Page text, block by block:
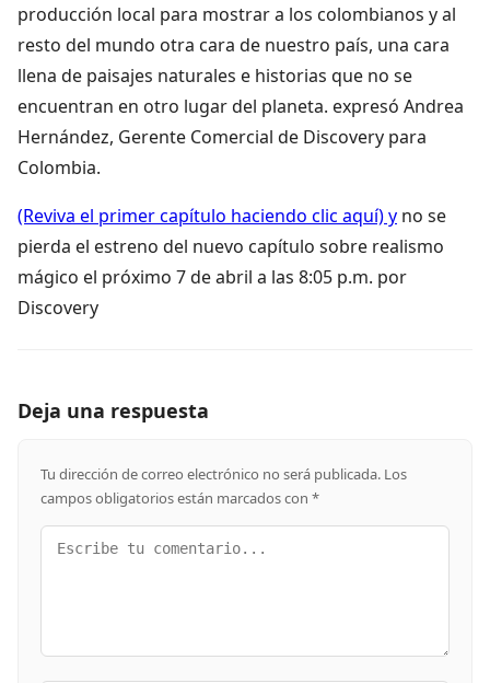
producción local para mostrar a los colombianos y al
resto del mundo otra cara de nuestro país, una cara
llena de paisajes naturales e historias que no se
encuentran en otro lugar del planeta. expresó Andrea
Hernández, Gerente Comercial de Discovery para
Colombia.
(Reviva el primer capítulo haciendo clic aquí) y no se
pierda el estreno del nuevo capítulo sobre realismo
mágico el próximo 7 de abril a las 8:05 p.m. por
Discovery
Deja una respuesta
Tu dirección de correo electrónico no será publicada. Los
campos obligatorios están marcados con *